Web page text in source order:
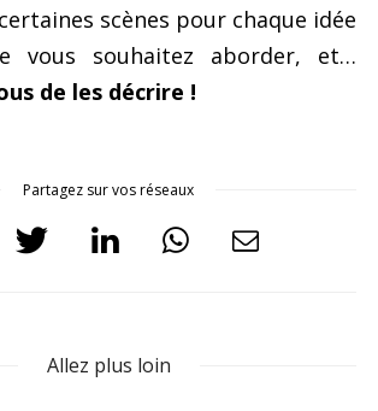
scènes pour chaque idée
vous souhaitez aborder, et…
de les décrire !
Partagez sur vos réseaux
Allez plus loin